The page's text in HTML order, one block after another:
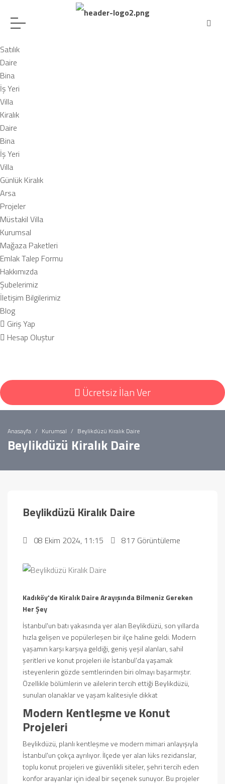
Satılık
Daire
Bina
İş Yeri
Villa
Kiralık
Daire
Bina
İş Yeri
Villa
Günlük Kiralık
Arsa
Projeler
Müstakil Villa
Kurumsal
Mağaza Paketleri
Emlak Talep Formu
Hakkımızda
Şubelerimiz
İletişim Bilgilerimiz
Blog
Giriş Yap
Hesap Oluştur
Ücretsiz İlan Ver
Anasayfa Kurumsal Beylikdüzü Kiralık Daire
Beylikdüzü Kiralık Daire
Beylikdüzü Kiralık Daire
08 Ekim 2024, 11:15 817 Görüntüleme
Kadıköy'de Kiralık Daire Arayışında Bilmeniz Gereken
Her Şey
İstanbul'un batı yakasında yer alan Beylikdüzü, son yıllarda
hızla gelişen ve popülerleşen bir ilçe haline geldi. Modern
yaşamın karşı karşıya geldiği, geniş yeşil alanları, sahil
şeritleri ve konut projeleri ile İstanbul'da yaşamak
isteyenlerin gözde semtlerinden biri olmayı başarmıştır.
Özellikle bölümlerin ve ailelerin tercih ettiği Beylikdüzü,
sunulan olanaklar ve yaşam kalitesiyle dikkat
Modern Kentleşme ve Konut
Projeleri
Beylikdüzü, planlı kentleşme ve modern mimari anlayışıyla
İstanbul'un çokça ayrılıyor. İlçede yer alan lüks rezidanslar,
toplu konut projeleri ve güvenlikli siteler, şehri tercih eden
konfor arayanlar için ideal bir seçenek sunuyor. Bu projeler